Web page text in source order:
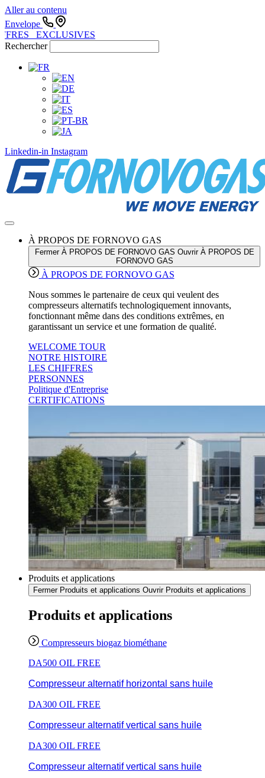
Aller au contenu
Envelope
EXCLUSIVES
Rechercher
Linkedin-in Instagram
À PROPOS DE FORNOVO GAS
Fermer À PROPOS DE FORNOVO GAS Ouvrir À PROPOS DE
FORNOVO GAS
À PROPOS DE FORNOVO GAS
Nous sommes le partenaire de ceux qui veulent des
compresseurs alternatifs technologiquement innovants,
fonctionnant même dans des conditions extrêmes, en
garantissant un service et une formation de qualité.
WELCOME TOUR
NOTRE HISTOIRE
LES CHIFFRES
PERSONNES
Politique d'Entreprise
CERTIFICATIONS
Produits et applications
Fermer Produits et applications Ouvrir Produits et applications
Produits et applications
Compresseurs biogaz biométhane
DA500 OIL FREE
Compresseur alternatif horizontal sans huile
DA300 OIL FREE
Compresseur alternatif vertical sans huile
DA300 OIL FREE
Compresseur alternatif vertical sans huile